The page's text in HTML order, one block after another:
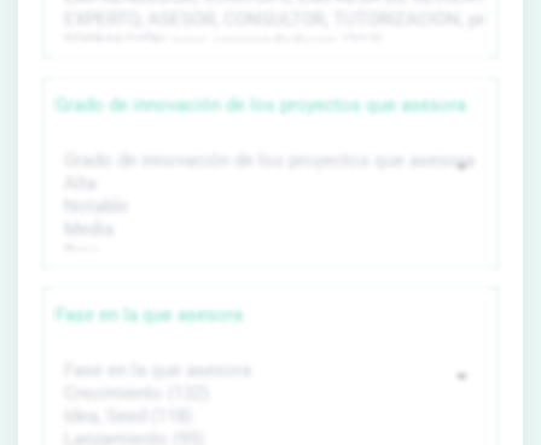
Grado de innovación de los proyectos que asesora
Fase en la que asesora